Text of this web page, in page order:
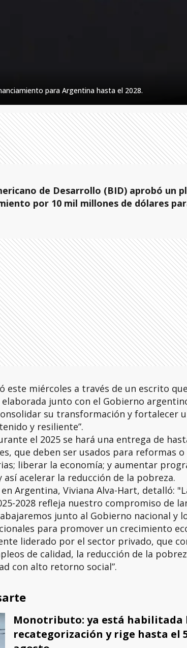
para Argentina hasta el 2028.
de Desarrollo (BID) aprobó un
por 10 mil millones de dólares
este miércoles a través de un escrito
junto con el Gobierno
su transformación y fortalecer
y resiliente”.
el 2025 se hará una entrega de
que deben ser usados para reformas
liberar la economía; y aumentar
así acelerar la reducción de la pobreza.
Argentina, Viviana Alva-Hart, detalló:
2028 refleja nuestro compromiso de
junto al Gobierno nacional y
para promover un crecimiento
liderado por el sector privado, que
de calidad, la reducción de la
con alto retorno social”.
Monotributo: ya está habilitada
recategorización y rige hasta el